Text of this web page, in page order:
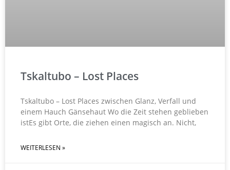
Tskaltubo – Lost Places
Tskaltubo – Lost Places zwischen Glanz, Verfall und
einem Hauch Gänsehaut Wo die Zeit stehen geblieben
istEs gibt Orte, die ziehen einen magisch an. Nicht,
WEITERLESEN »